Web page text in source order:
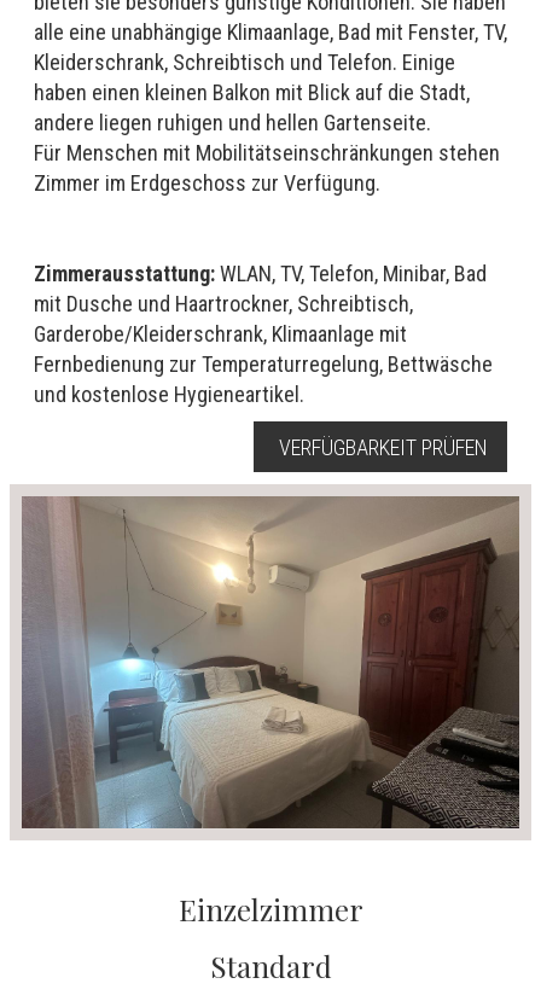
alle eine unabhängige Klimaanlage, Bad mit Fenster, TV,
Kleiderschrank, Schreibtisch und Telefon. Einige
haben einen kleinen Balkon mit Blick auf die Stadt,
andere liegen ruhigen und hellen Gartenseite.
Für Menschen mit Mobilitätseinschränkungen stehen
Zimmer im Erdgeschoss zur Verfügung.
Zimmerausstattung:WLAN, TV, Telefon, Minibar, Bad
mit Dusche und Haartrockner, Schreibtisch,
Garderobe/Kleiderschrank, Klimaanlage mit
Fernbedienung zur Temperaturregelung, Bettwäsche
und kostenlose Hygieneartikel.
VERFÜGBARKEIT PRÜFEN
Einzelzimmer
Standard